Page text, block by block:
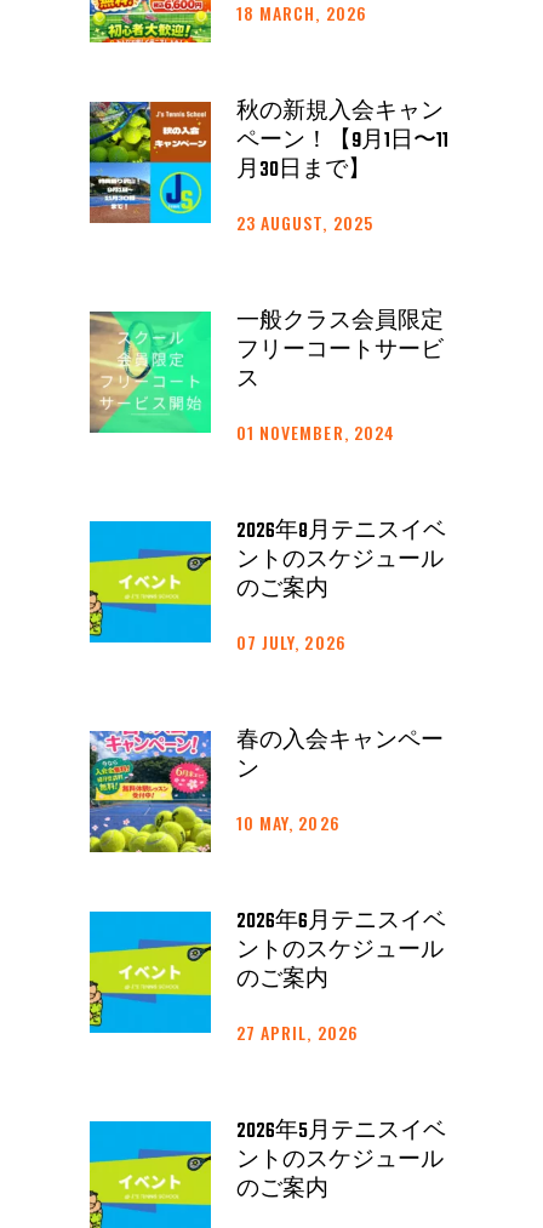
18 MARCH, 2026
秋の新規入会キャン
ペーン！【9月1日〜11
月30日まで】
23 AUGUST, 2025
一般クラス会員限定
フリーコートサービ
ス
01 NOVEMBER, 2024
2026年8月テニスイベ
ントのスケジュール
のご案内
07 JULY, 2026
春の入会キャンペー
ン
10 MAY, 2026
2026年6月テニスイベ
ントのスケジュール
のご案内
27 APRIL, 2026
2026年5月テニスイベ
ントのスケジュール
のご案内